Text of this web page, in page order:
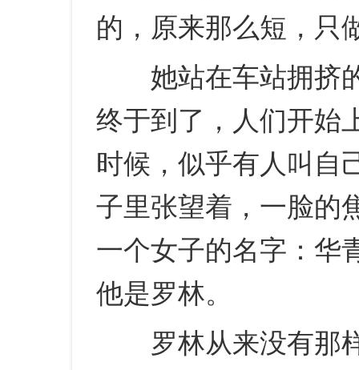
的，原来那么短，只
她站在车站拥挤的
终于到了，人们开始
时候，似乎有人叫自
子里张望着，一脸的
一个女子的名字：华
他是罗林。
罗林从来没有那样